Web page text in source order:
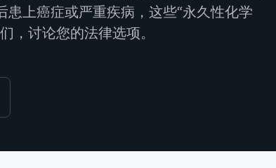
上癌症或严重疾病，这些“永久性化学
，讨论您的法律选项。